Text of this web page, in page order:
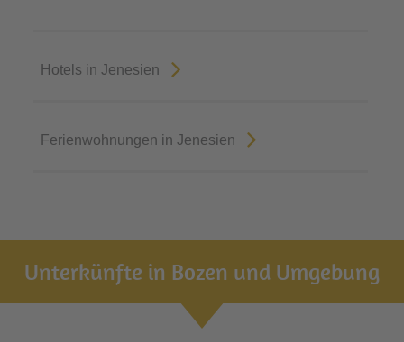
Hotels in Jenesien
Ferienwohnungen in Jenesien
Unterkünfte in Bozen und Umgebung